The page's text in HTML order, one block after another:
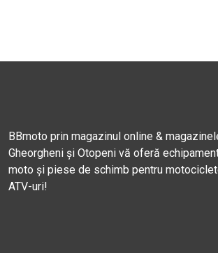
BBmoto prin magazinul online &
Gheorgheni și Otopeni vă oferă
moto și piese de schimb pentru
ATV-uri!